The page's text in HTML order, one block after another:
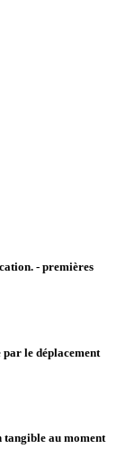
- premières
le déplacement
tangible au moment